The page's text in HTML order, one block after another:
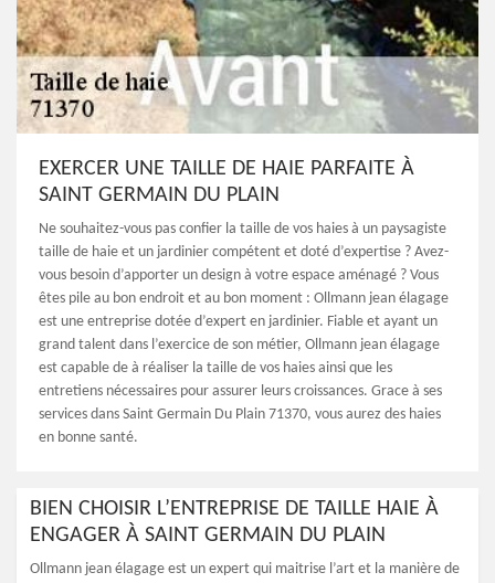
EXERCER UNE TAILLE DE HAIE PARFAITE À
SAINT GERMAIN DU PLAIN
Ne souhaitez-vous pas confier la taille de vos haies à un paysagiste
taille de haie et un jardinier compétent et doté d’expertise ? Avez-
vous besoin d’apporter un design à votre espace aménagé ? Vous
êtes pile au bon endroit et au bon moment : Ollmann jean élagage
est une entreprise dotée d’expert en jardinier. Fiable et ayant un
grand talent dans l’exercice de son métier, Ollmann jean élagage
est capable de à réaliser la taille de vos haies ainsi que les
entretiens nécessaires pour assurer leurs croissances. Grace à ses
services dans Saint Germain Du Plain 71370, vous aurez des haies
en bonne santé.
BIEN CHOISIR L’ENTREPRISE DE TAILLE HAIE À
ENGAGER À SAINT GERMAIN DU PLAIN
Ollmann jean élagage est un expert qui maitrise l’art et la manière de